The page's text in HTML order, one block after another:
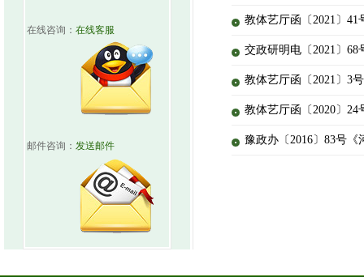
在线咨询： 在线客服
邮件咨询： 发送邮件
教体艺厅函〔2021〕
交政研明电〔2021〕
教体艺厅函〔2021〕3
教体艺厅函〔2020〕
豫政办〔2016〕83号